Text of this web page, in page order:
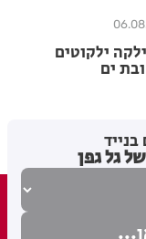
ילקוטים
ים
גל גפן